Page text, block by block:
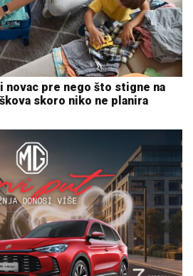
novac pre nego što stigne na
skoro niko ne planira